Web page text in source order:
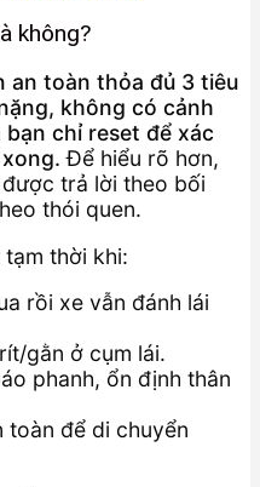
không?
an toàn thỏa đủ 3 tiêu
không có cảnh
chỉ reset để xác
Để hiểu rõ hơn,
được trả lời theo bối
thói quen.
thời khi:
rồi xe vẫn đánh lái
gằn ở cụm lái.
phanh, ổn định thân
toàn để di chuyển